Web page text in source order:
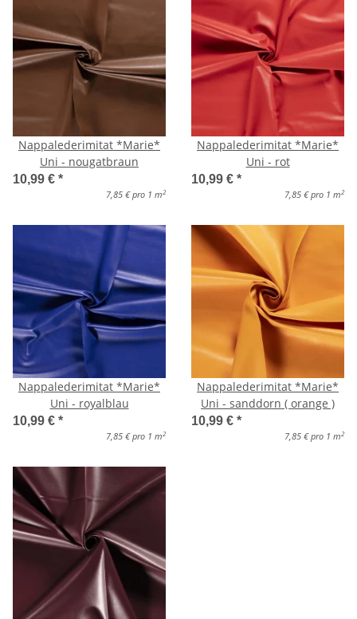
Nappalederimitat *Marie*
Uni - nougatbraun
10,99 € *
7,85 € pro 1 m 2
Nappalederimitat *Marie*
Uni - rot
10,99 € *
7,85 € pro 1 m 2
Nappalederimitat *Marie*
Uni - royalblau
10,99 € *
7,85 € pro 1 m 2
Nappalederimitat *Marie*
Uni - sanddorn ( orange )
10,99 € *
7,85 € pro 1 m 2